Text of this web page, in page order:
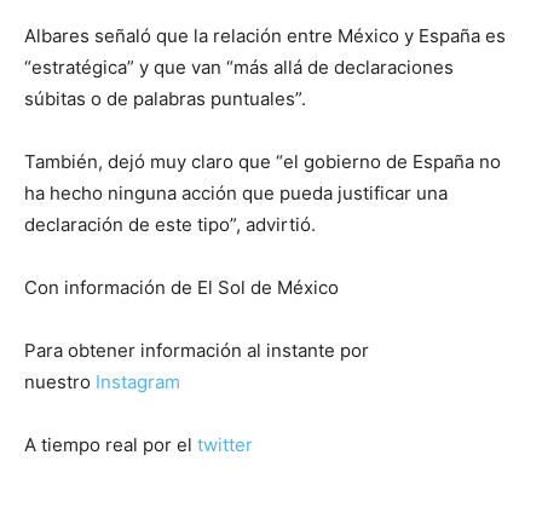
Albares señaló que la relación entre México y España es
“estratégica” y que van “más allá de declaraciones
súbitas o de palabras puntuales”.
También, dejó muy claro que “el gobierno de España no
ha hecho ninguna acción que pueda justificar una
declaración de este tipo”, advirtió.
Con información de El Sol de México
Para obtener información al instante por
nuestro Instagram
A tiempo real por el twitter